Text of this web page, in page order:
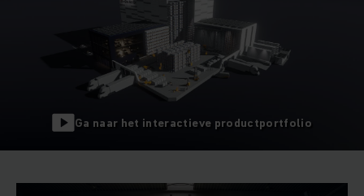
Ga naar het interactieve productportfolio